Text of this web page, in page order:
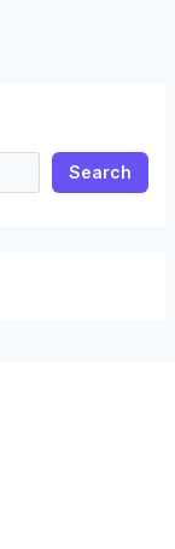
Search